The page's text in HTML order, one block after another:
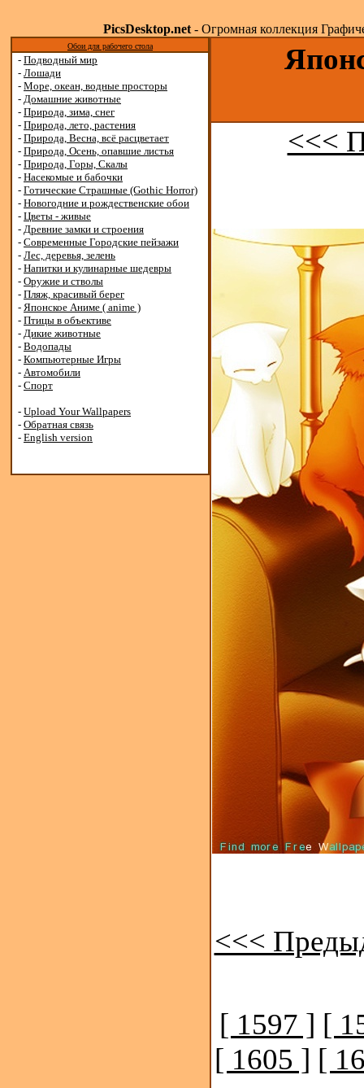
PicsDesktop.net- Огромная коллекция
Обои для рабочего стола
- Подводный мир
- Лошади
- Море, океан, водные просторы
- Домашние животные
- Природа, зима, снег
- Природа, лето, растения
- Природа, Весна, всё расцветает
- Природа, Осень, опавшие листья
- Природа, Горы, Скалы
- Насекомые и бабочки
- Готические Страшные (Gothic Horror)
- Новогодние и рождественские обои
- Цветы - живые
- Древние замки и строения
- Современные Городские пейзажи
- Лес, деревья, зелень
- Напитки и кулинарные шедевры
- Оружие и стволы
- Пляж, красивый берег
- Японское Аниме ( anime )
- Птицы в объективе
- Дикие животные
- Водопады
- Компьютерные Игры
- Автомобили
- Спорт
- Upload Your Wallpapers
- Обратная связь
- English version
<<<
<<<
[ 1597 ] [
[ 1605 ] [